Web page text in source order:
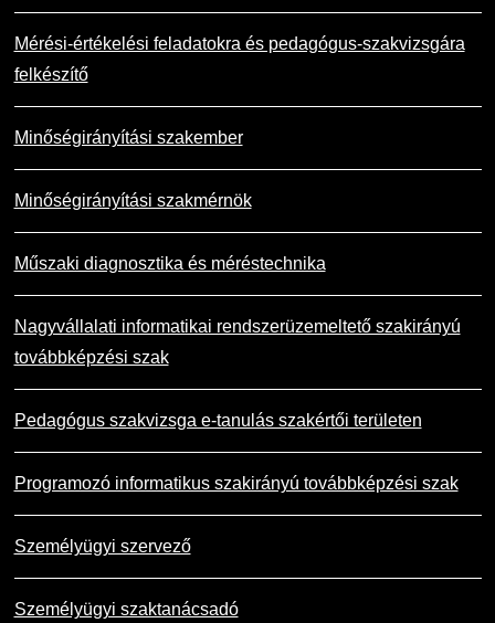
Mérési-értékelési feladatokra és pedagógus-szakvizsgára
felkészítő
Minőségirányítási szakember
Minőségirányítási szakmérnök
Műszaki diagnosztika és méréstechnika
Nagyvállalati informatikai rendszerüzemeltető szakirányú
továbbképzési szak
Pedagógus szakvizsga e-tanulás szakértői területen
Programozó informatikus szakirányú továbbképzési szak
Személyügyi szervező
Személyügyi szaktanácsadó